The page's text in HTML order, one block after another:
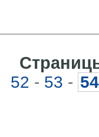
52 - 53 - 54